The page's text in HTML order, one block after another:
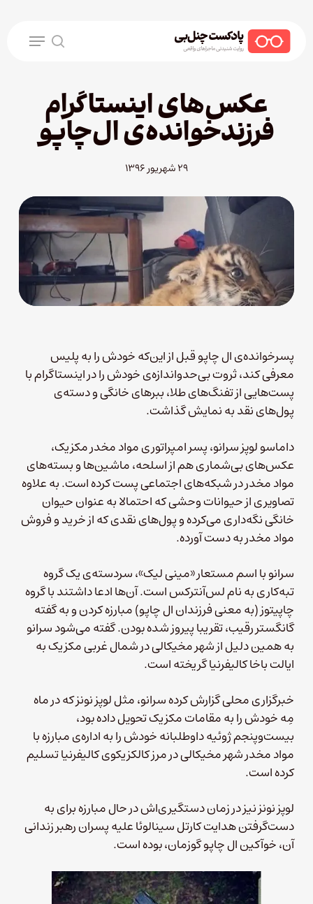
search
Menu
عکس‌های اینستاگرام
فرزندخوانده‌ی ال‌چاپو
۲۹ شهریور ۱۳۹۶
پسرخوانده‌ی ال چاپو قبل از این‌که خودش را به پلیس
معرفی کند، ثروت بی‌حدواندازه‌ی خودش را در اینستاگرام با
پست‌هایی از تفنگ‌های طلا، ببرهای خانگی و دسته‌ی
پول‌های نقد به نمایش گذاشت.
داماسو لوپز سرانو، پسر امپراتوری مواد مخدر مکزیک،
عکس‌های بی‌شماری هم از اسلحه، ماشین‌ها و بسته‌های
مواد مخدر در شبکه‌های اجتماعی پست کرده است. به علاوه
تصاویری از حیوانات وحشی که احتمالا به عنوان حیوان
خانگی نگه‌داری می‌کرده و پول‌های نقدی که از خرید و فروش
مواد مخدر به دست آورده.
سرانو با اسم مستعار «مینی لیک»، سردسته‌ی یک گروه
تبه‌کاری به نام لس‌آنترکس است. آن‌ها ادعا داشتند با گروه
چاپیتوز (به معنی فرزندان ال چاپو) مبارزه کردن و به گفته
گانگستر رقیب، تقریبا پیروز شده بودن. گفته می‌شود سرانو
به همین دلیل از شهر مخیکالی در شمال غربی مکزیک به
ایالت باخا کالیفرنیا گریخته است.
خبرگزاری محلی گزارش کرده سرانو، مثل لوپز نونز که در ماه
مِه خودش را به مقامات مکزیک تحویل داده بود،
بیست‌وپنجم ژوئیه داوطلبانه خودش را به اداره‌ی مبارزه با
مواد مخدر شهر مخیکالی در مرز کالکزیکوی کالیفرنیا تسلیم
کرده است.
لوپز نونز نیز در زمان دستگیری‌اش در حال مبارزه برای به
دست‌گرفتن هدایت کارتل سینالوئا علیه پسران رهبر زندانی
آن، خوآکین ال چاپو گوزمان، بوده است.